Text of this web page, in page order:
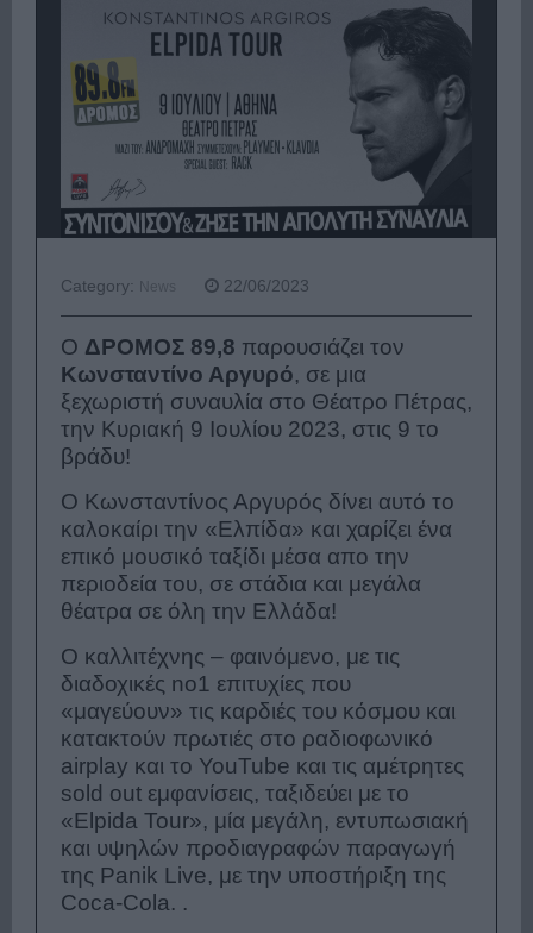
Category: News 22/06/2023
Ο ΔΡΟΜΟΣ 89,8 παρουσιάζει τον
Κωνσταντίνο Αργυρό, σε μια
ξεχωριστή συναυλία στο Θέατρο Πέτρας,
την Κυριακή 9 Ιουλίου 2023, στις 9 το
βράδυ!
Ο Κωνσταντίνος Αργυρός δίνει αυτό το
καλοκαίρι την «Ελπίδα» και χαρίζει ένα
επικό μουσικό ταξίδι μέσα απο την
περιοδεία του, σε στάδια και μεγάλα
θέατρα σε όλη την Ελλάδα!
Ο καλλιτέχνης – φαινόμενο, με τις
διαδοχικές no1 επιτυχίες που
«μαγεύουν» τις καρδιές του κόσμου και
κατακτούν πρωτιές στο ραδιοφωνικό
airplay και το YouTube και τις αμέτρητες
sold out εμφανίσεις, ταξιδεύει με το
«Elpida Tour», μία μεγάλη, εντυπωσιακή
και υψηλών προδιαγραφών παραγωγή
της Panik Live, με την υποστήριξη της
Coca-Cola. .